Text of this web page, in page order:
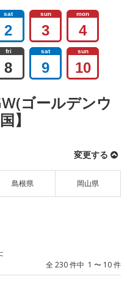
sat
2
sun
3
mon
4
fri
8
sat
9
sun
10
ゴールデンウ
】
変更する
島根県 岡山県
全 230 件中 1 〜 10 件